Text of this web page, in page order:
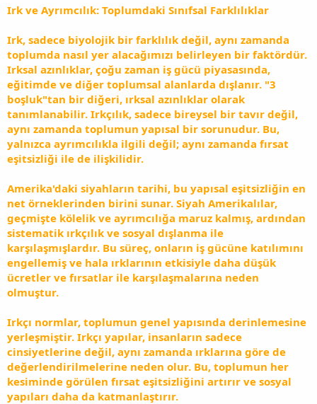
Irk ve Ayrımcılık: Toplumdaki Sınıfsal Farklılıklar
Irk, sadece biyolojik bir farklılık değil, aynı zamanda
toplumda nasıl yer alacağımızı belirleyen bir faktördür.
Irksal azınlıklar, çoğu zaman iş gücü piyasasında,
eğitimde ve diğer toplumsal alanlarda dışlanır. "3
boşluk"tan bir diğeri, ırksal azınlıklar olarak
tanımlanabilir. Irkçılık, sadece bireysel bir tavır değil,
aynı zamanda toplumun yapısal bir sorunudur. Bu,
yalnızca ayrımcılıkla ilgili değil; aynı zamanda fırsat
eşitsizliği ile de ilişkilidir.
Amerika'daki siyahların tarihi, bu yapısal eşitsizliğin en
net örneklerinden birini sunar. Siyah Amerikalılar,
geçmişte kölelik ve ayrımcılığa maruz kalmış, ardından
sistematik ırkçılık ve sosyal dışlanma ile
karşılaşmışlardır. Bu süreç, onların iş gücüne katılımını
engellemiş ve hala ırklarının etkisiyle daha düşük
ücretler ve fırsatlar ile karşılaşmalarına neden
olmuştur.
Irkçı normlar, toplumun genel yapısında derinlemesine
yerleşmiştir. Irkçı yapılar, insanların sadece
cinsiyetlerine değil, aynı zamanda ırklarına göre de
değerlendirilmelerine neden olur. Bu, toplumun her
kesiminde görülen fırsat eşitsizliğini artırır ve sosyal
yapıları daha da katmanlaştırır.